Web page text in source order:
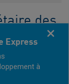
des
sur
Express
à